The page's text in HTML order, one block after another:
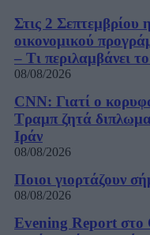
Στις 2 Σεπτεμβρίου
οικονομικού
– Τι περιλαμβάνει
08/08/2026
CNN: Γιατί ο
Τραμπ ζητά
Ιράν
08/08/2026
Ποιοι γιορτάζουν
08/08/2026
Evening Report στο